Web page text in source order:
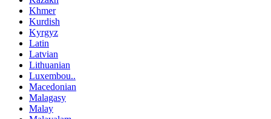
Khmer
Kurdish
Kyrgyz
Latin
Latvian
Lithuanian
Luxembou..
Macedonian
Malagasy
Malay